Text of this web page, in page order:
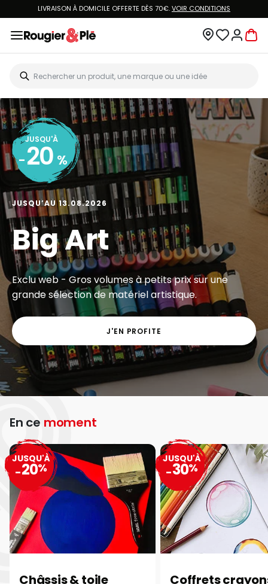
LIVRAISON À DOMICILE OFFERTE DÈS 70€.VOIR CONDITIONS
JUSQU'À
- 20 %
JUSQU’AU 13.08.2026
Big Art
Exclu web - Gros volumes à petits prix sur une
grande sélection de matériel artistique.
J'EN PROFITE
En ce moment
Châssis & toile
JUSQU'À
-20%
Coffrets
JUSQU'À
-30%